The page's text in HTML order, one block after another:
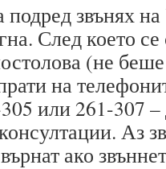
звънях
След което се
(не беше
на
или 261-307
Аз
ако